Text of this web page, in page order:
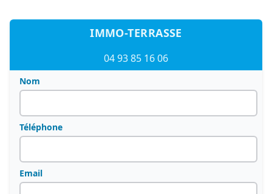
IMMO-TERRASSE
04 93 85 16 06
Nom
Téléphone
Email